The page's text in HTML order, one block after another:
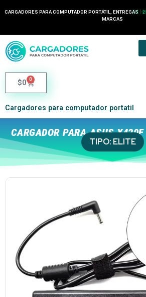
CARGADORES PARA COMPUTADOR PORTÁTIL, ENTREGAS24
MARCAS
$0 0
Cargadores para computador portatil
CARGADOR PARA ASUS
TIPO: ELITE